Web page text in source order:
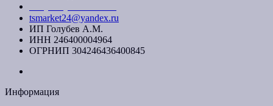
tsmarket24@yandex.ru
ИП Голубев А.М.
ИНН 246400004964
ОГРНИП 304246436400845
Информация